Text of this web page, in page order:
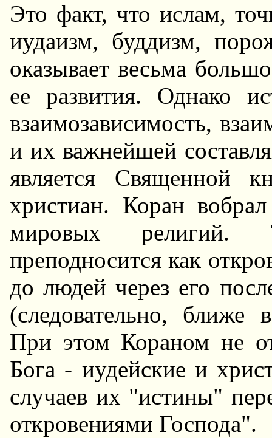
Это факт, что ислам,
иудаизм, буддизм,
оказывает весьма
ее развития. Однако
взаимозависимость,
и их важнейшей
является Священной
христиан. Коран
мировых религий.
преподносится как
до людей через его
(следовательно, ближе
При этом Кораном не
Бога - иудейские и
случаев их "истины"
откровениями Господа".